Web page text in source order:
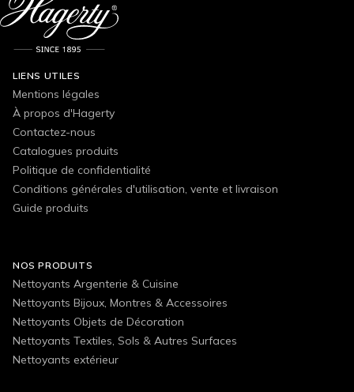
LIENS UTILES
Mentions légales
À propos d'Hagerty
Contactez-nous
Catalogues produits
Politique de confidentialité
Conditions générales d'utilisation, vente et livraison
Guide produits
NOS PRODUITS
Nettoyants Argenterie & Cuisine
Nettoyants Bijoux, Montres & Accessoires
Nettoyants Objets de Décoration
Nettoyants Textiles, Sols & Autres Surfaces
Nettoyants extérieur